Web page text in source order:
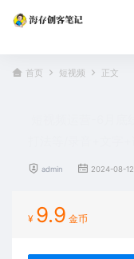
首页 短视频 正文
admin 2024-08-12
¥ 9.9 金币